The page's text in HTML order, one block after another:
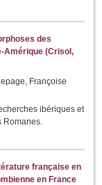
des
Amérique (Crisol,
Françoise
ibériques et
Romanes.
française en
en France